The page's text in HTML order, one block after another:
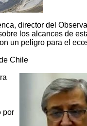
director del
los alcances de
un peligro para el
Chile
por